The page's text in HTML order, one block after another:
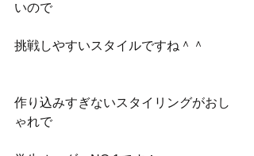
いので
挑戦しやすいスタイルですね＾＾
作り込みすぎないスタイリングがおし
ゃれで